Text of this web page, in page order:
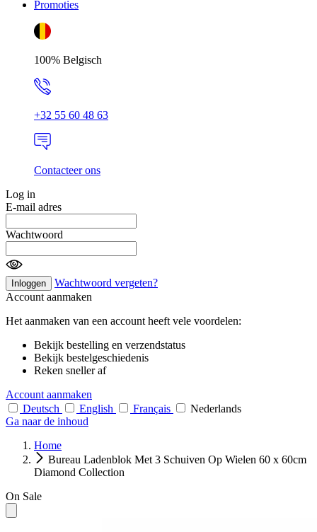
Promoties
100% Belgisch
+32 55 60 48 63
Contacteer ons
Log in
E-mail adres
Wachtwoord
Inloggen
Wachtwoord vergeten?
Account aanmaken
Het aanmaken van een account heeft vele voordelen:
Bekijk bestelling en verzendstatus
Bekijk bestelgeschiedenis
Reken sneller af
Account aanmaken
Deutsch
English Français
Nederlands
Ga naar de inhoud
Home
Bureau Ladenblok Met 3 Schuiven Op Wielen 60 x 60cm
Diamond Collection
On Sale